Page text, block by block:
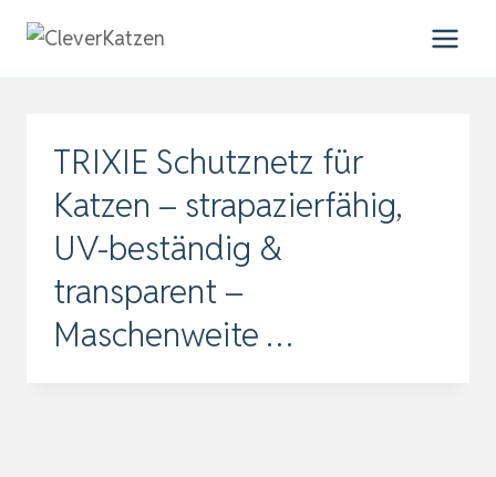
Inhalt
TRIXIE Schutznetz für
Katzen – strapazierfähig,
UV-beständig &
transparent –
Maschenweite …